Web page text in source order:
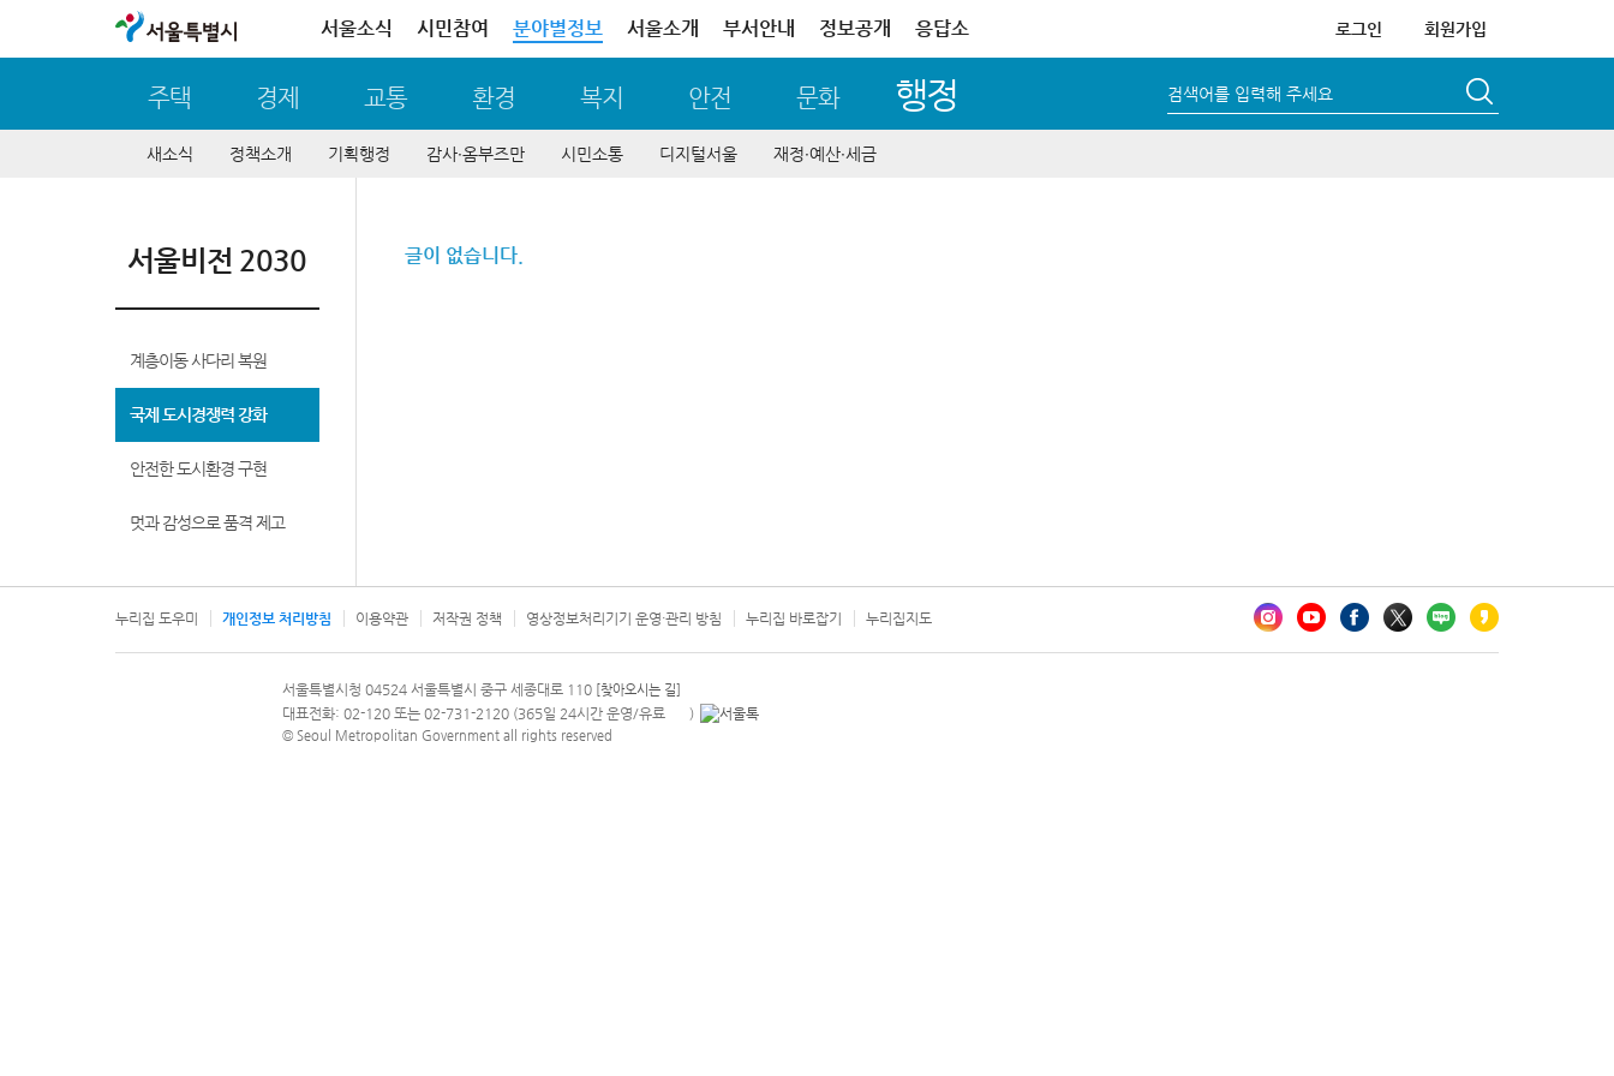
서울특별시 서울소식 시민참여 분야별정보 서울소개 부서안내 정보공개 응답소 로그인 회원가입
주택 경제 교통 환경 복지 안전 문화 행정 검색어를 입력해 주세요
새소식 정책소개 기획행정 감사∙옴부즈만 시민소통 디지털서울 재정∙예산∙세금
서울비전 2030
계층이동 사다리 복원
국제 도시경쟁력 강화
안전한 도시환경 구현
멋과 감성으로 품격 제고
글이 없습니다.
누리집 도우미 개인정보 처리방침 이용약관 저작권 정책 영상정보처리기기 운영·관리 방침 누리집 바로잡기 누리집지도
문의 전화번호 120, 120 다산콜재단
서울특별시청 04524 서울특별시 중구 세종대로 110 [찾아오시는 길]
대표전화: 02-120 또는 02-731-2120 (365일 24시간 운영/유료 안내팝업 열기
)
© Seoul Metropolitan Government all rights reserved